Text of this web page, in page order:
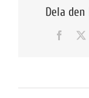
Dela